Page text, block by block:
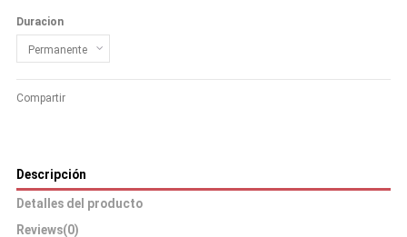
Duracion
Compartir
Descripción
Detalles del producto
Reviews(0)